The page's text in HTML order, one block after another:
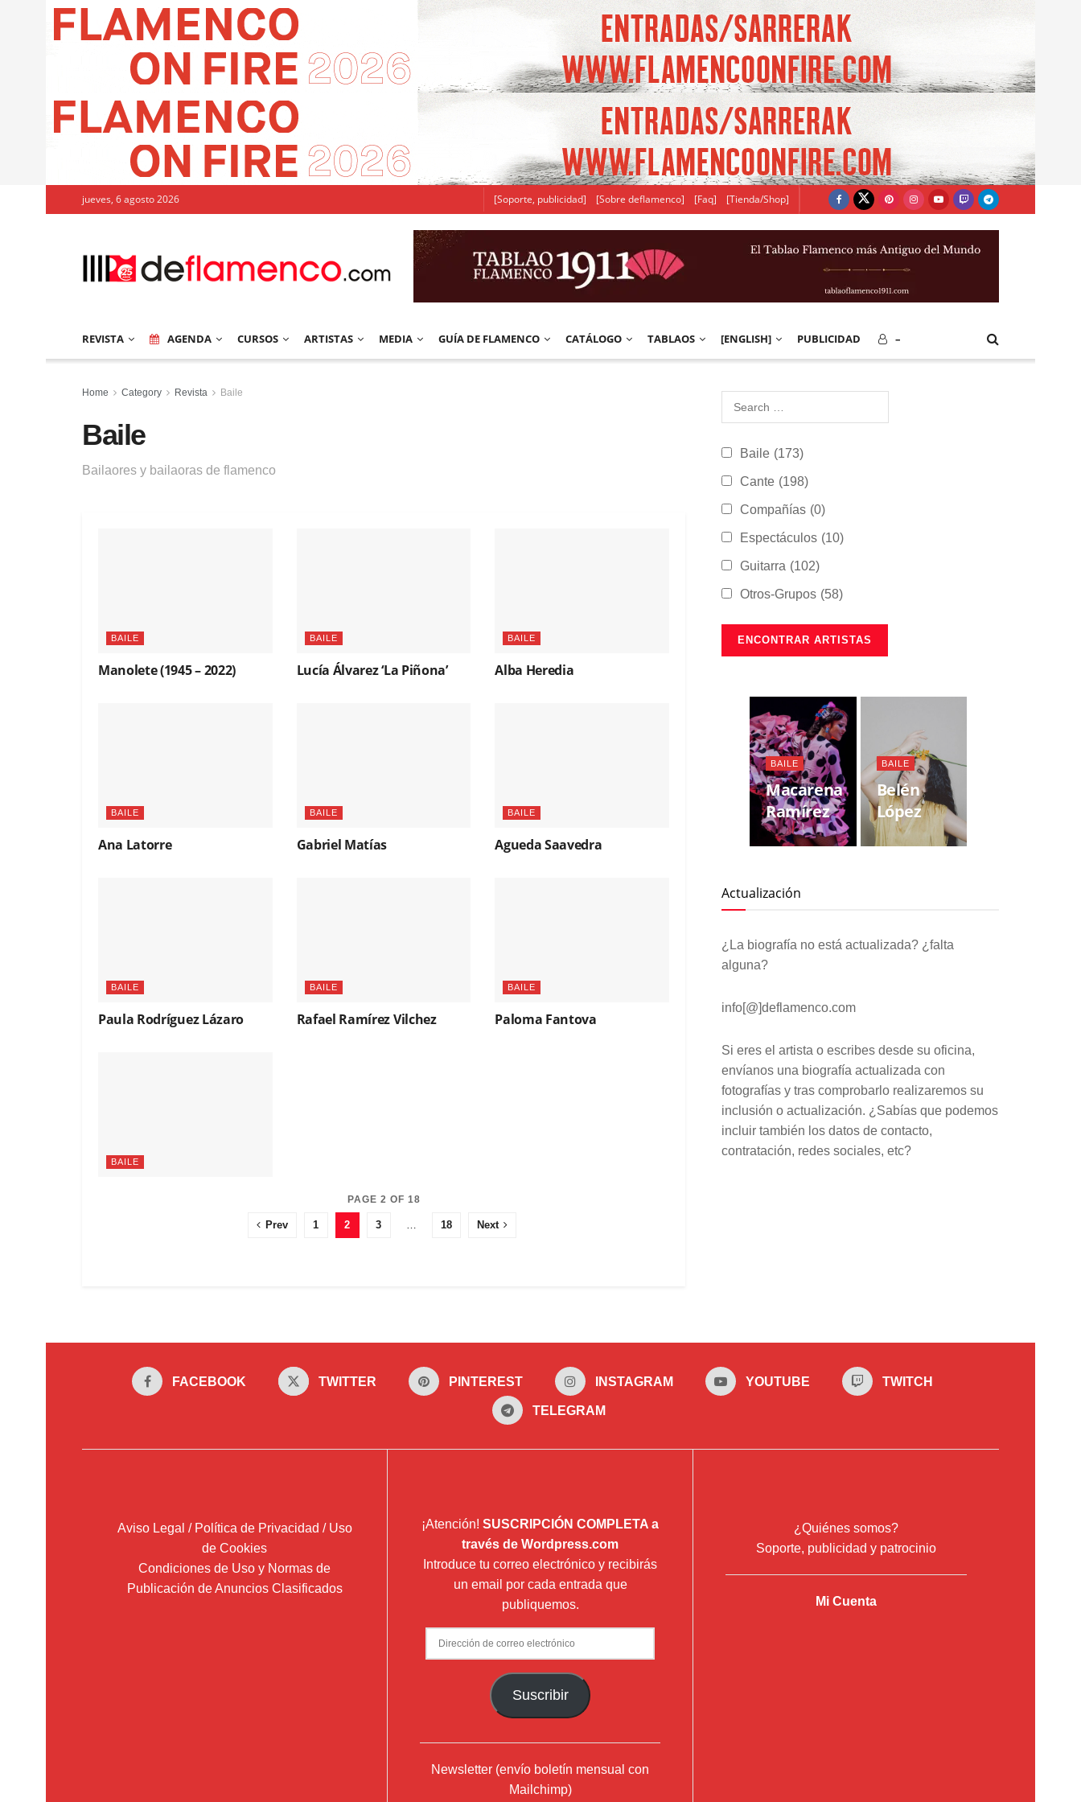
jueves, 6 agosto 2026 [Soporte, publicidad] [Sobre deflamenco] [Faq] [Tienda/Shop]
REVISTA AGENDA CURSOS ARTISTAS MEDIA GUÍA DE FLAMENCO CATÁLOGO TABLAOS [ENGLISH] PUBLICIDAD –
Home Category Revista Baile
Baile
Bailaores y bailaoras de flamenco
BAILE
Manolete (1945 – 2022)
BAILE
Lucía Álvarez ‘La Piñona’
BAILE
Alba Heredia
BAILE
Ana Latorre
BAILE
Gabriel Matías
BAILE
Agueda Saavedra
BAILE
Paula Rodríguez Lázaro
BAILE
Rafael Ramírez Vilchez
BAILE
Paloma Fantova
BAILE
PAGE 2 OF 18
Prev 1 2 3 18 Next
Baile (173)
Cante (198)
Compañías (0)
Espectáculos (10)
Guitarra (102)
Otros-Grupos (58)
BAILE
Macarena
Ramírez
BAILE
Belén
López
Actualización
¿La biografía no está actualizada? ¿falta
alguna?
info[@]deflamenco.com
Si eres el artista o escribes desde su oficina,
envíanos una biografía actualizada con
fotografías y tras comprobarlo realizaremos su
inclusión o actualización. ¿Sabías que podemos
incluir también los datos de contacto,
contratación, redes sociales, etc?
FACEBOOK TWITTER PINTEREST INSTAGRAM YOUTUBE TWITCH
TELEGRAM
Aviso Legal / Política de Privacidad / Uso
de Cookies
Condiciones de Uso y Normas de
Publicación de Anuncios Clasificados
¡Atención! SUSCRIPCIÓN COMPLETA a
través de Wordpress.com
Introduce tu correo electrónico y recibirás
un email por cada entrada que
publiquemos.
Dirección
de
Suscribir
Newsletter (envío boletín mensual con
Mailchimp)
¿Quiénes somos?
Soporte, publicidad y patrocinio
Mi Cuenta